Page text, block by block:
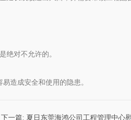
绝对不允许的。
造成安全和使用的隐患。
下一篇: 夏日东莞海鸿公司工程管理中心